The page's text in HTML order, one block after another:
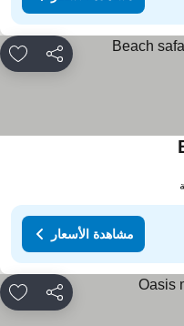
مشاركة
مشاهدة الأسعار
مشاركة